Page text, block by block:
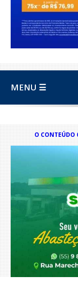
MENU ☰
O CONTEÚDO